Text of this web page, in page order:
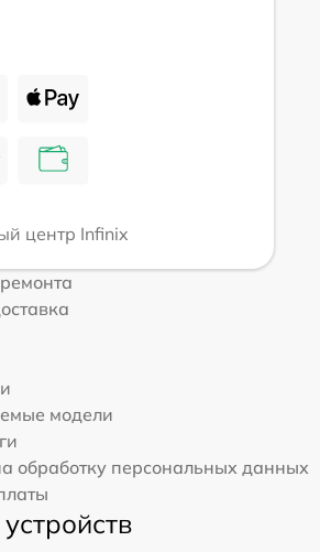
центр Infinix
модели
обработку персональных данных